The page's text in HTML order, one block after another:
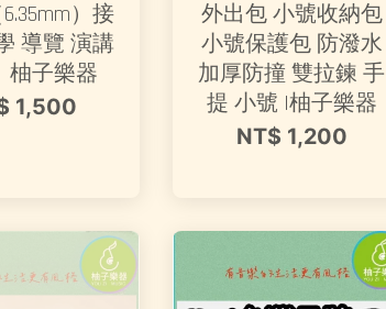
）接
導覽 演講
柚子樂器
1,500
外出包 小號收納包
小號保護包 防潑水
加厚防撞 雙拉鍊 手
提 小號 |柚子樂器
NT$ 1,200